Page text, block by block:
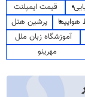
قیمت ایمپلنت
هواپیما
پرشین هتل
آموزشگاه زبان ملل
مهرینو